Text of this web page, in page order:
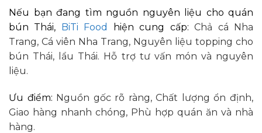
Nếu bạn đang tìm nguồn nguyên liệu cho quán
bún Thái, BiTi Food hiện cung cấp:Chả cá Nha
Trang, Cá viên Nha Trang, Nguyên liệu topping cho
bún Thái, lẩu Thái. Hỗ trợ tư vấn món và nguyên
liệu.
Ưu điểm: Nguồn gốc rõ ràng,Chất lượng ổn định,
Giao hàng nhanh chóng, Phù hợp quán ăn và nhà
hàng.